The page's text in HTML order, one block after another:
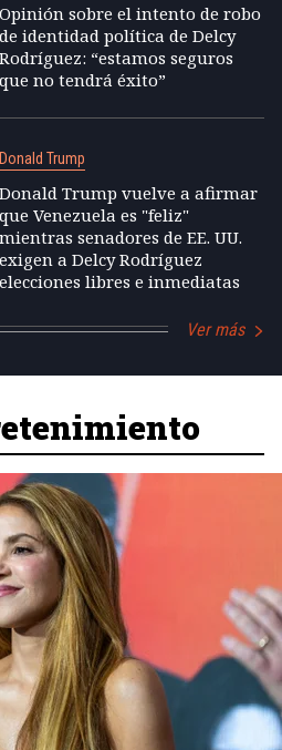
Opinión sobre el intento de robo
de identidad política de Delcy
Rodríguez: “estamos seguros
que no tendrá éxito”
Donald Trump
Donald Trump vuelve a afirmar
que Venezuela es "feliz"
mientras senadores de EE. UU.
exigen a Delcy Rodríguez
elecciones libres e inmediatas
Ver más